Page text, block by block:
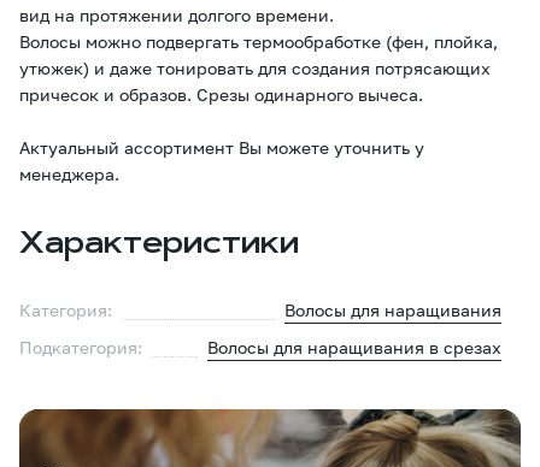
вид на протяжении долгого времени.
Волосы можно подвергать термообработке (фен, плойка,
утюжек) и даже тонировать для создания потрясающих
причесок и образов. Срезы одинарного вычеса.
Актуальный ассортимент Вы можете уточнить у
менеджера.
Характеристики
Категория:
Волосы для наращивания
Подкатегория:
Волосы для наращивания в срезах